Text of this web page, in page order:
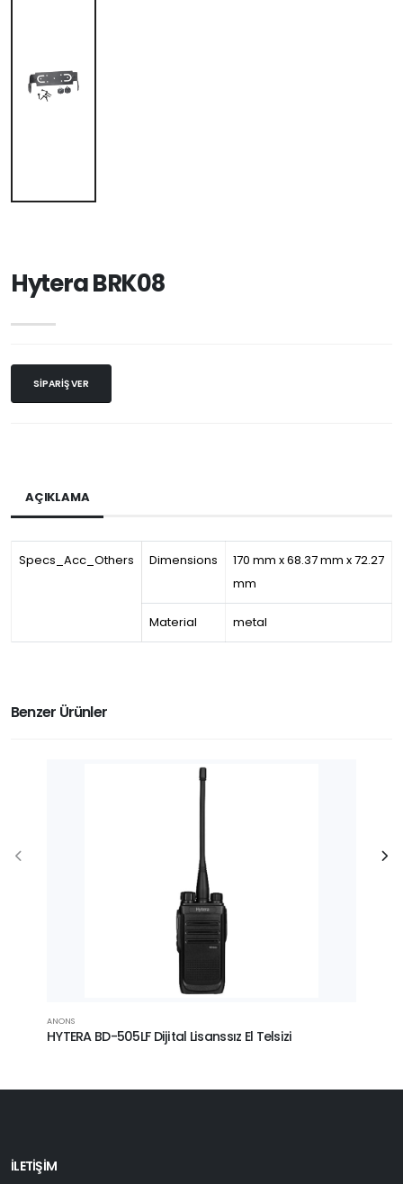
Hytera BRK08
SIPARIŞ VER
AÇIKLAMA
Specs_Acc_Others Dimensions
170 mm x 68.37 mm x 72.27
mm
Material metal
Benzer Ürünler
ANONS
HYTERA BD-505LF Dijital Lisanssız El Telsizi
İLETIŞIM